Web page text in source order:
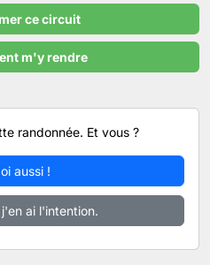
ce circuit
m'y rendre
randonnée. Et vous ?
aussi !
ai l'intention.